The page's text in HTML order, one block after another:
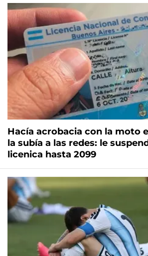
Hacía acrobacia con la moto
la subía a las redes: le
licenica hasta 2099